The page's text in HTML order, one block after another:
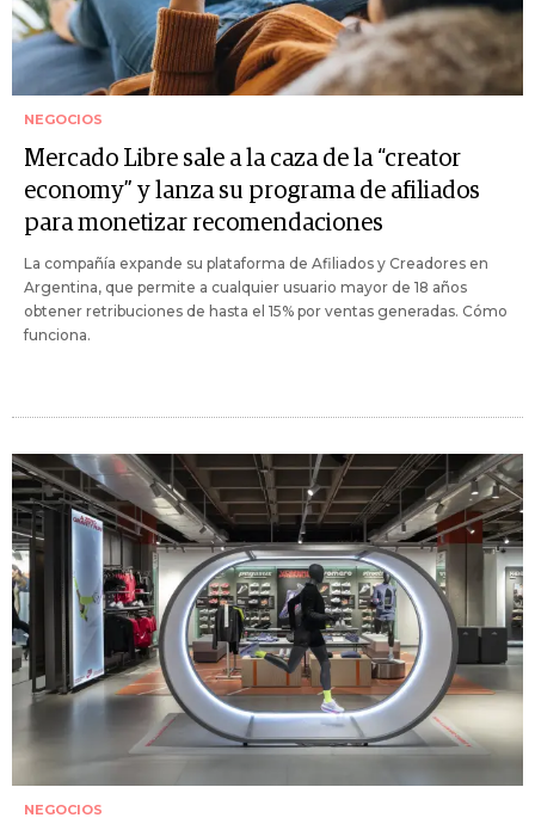
NEGOCIOS
Mercado Libre sale a la caza de la “creator
economy” y lanza su programa de afiliados
para monetizar recomendaciones
La compañía expande su plataforma de Afiliados y Creadores en
Argentina, que permite a cualquier usuario mayor de 18 años
obtener retribuciones de hasta el 15% por ventas generadas. Cómo
funciona.
NEGOCIOS